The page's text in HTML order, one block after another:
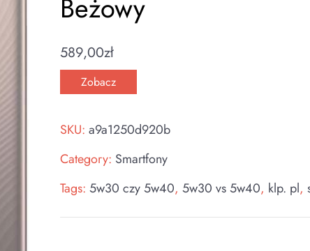
Beżowy
589,00zł
Zobacz
SKU:a9a1250d920b
Category: Smartfony
Tags:5w30 czy 5w40,5w30 vs 5w40, klp. pl,